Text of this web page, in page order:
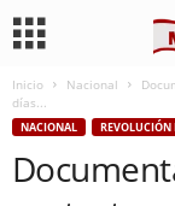
Inicio Nacional
días...
NACIONAL REVOLUCIÓN